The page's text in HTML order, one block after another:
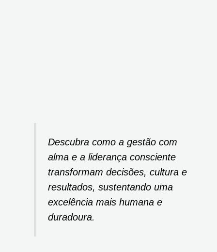
Descubra como a gestão com
alma e a liderança consciente
transformam decisões, cultura e
resultados, sustentando uma
excelência mais humana e
duradoura.